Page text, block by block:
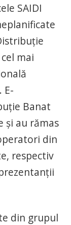
SAIDI
mai
E-
Banat
au rămas
din
respectiv
din grupul